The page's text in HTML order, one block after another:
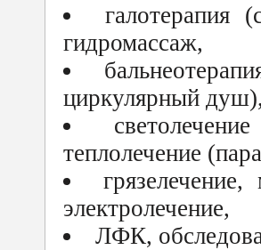
галотерапия
гидромассаж,
циркулярный
теплолечение
электролечение,
ЛФК,